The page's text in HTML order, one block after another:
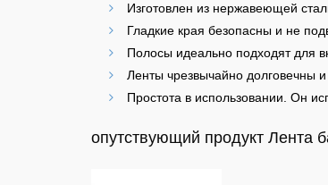
Изготовлен из нержавеющей
Гладкие края безопасны и не
Полосы идеально подходят для
Ленты чрезвычайно долговечны
Простота в использовании. Он
опутствующий продукт Лента